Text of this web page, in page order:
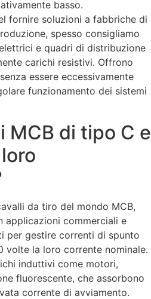
basso.
fornire soluzioni a fabbriche di
spesso consigliamo
e quadri di distribuzione
carichi resistivi. Offrono
essere eccessivamente
funzionamento dei sistemi
MCB di tipo C e
da tiro del mondo MCB,
applicazioni commerciali e
per gestire correnti di spunto
volte la loro corrente nominale.
induttivi come motori,
fluorescente, che assorbono
corrente di avviamento.